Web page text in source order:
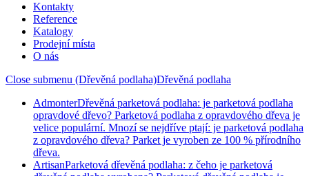
Kontakty
Reference
Katalogy
Prodejní místa
O nás
Close submenu (Dřevěná podlaha)Dřevěná podlaha
AdmonterDřevěná parketová podlaha: je parketová podlaha
opravdové dřevo? Parketová podlaha z opravdového dřeva je
velice populární. Mnozí se nejdříve ptají: je parketová podlaha
z opravdového dřeva? Parket je vyroben ze 100 % přírodního
dřeva.
ArtisanParketová dřevěná podlaha: z čeho je parketová